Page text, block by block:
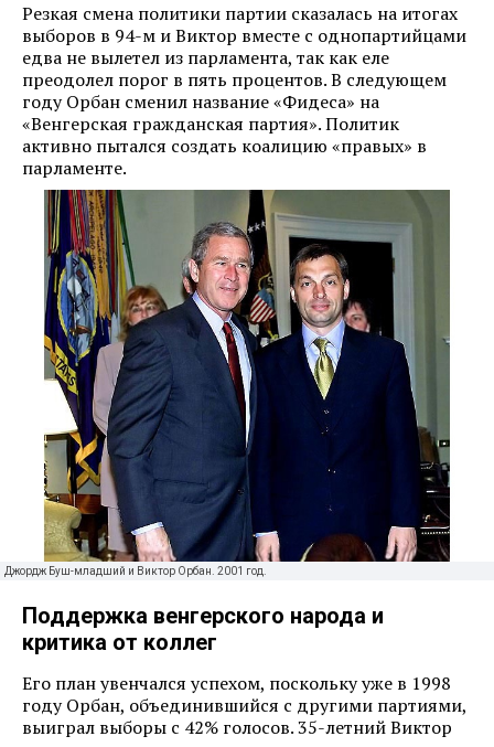
Резкая смена политики партии сказалась на итогах
выборов в 94-м и Виктор вместе с однопартийцами
едва не вылетел из парламента, так как еле
преодолел порог в пять процентов. В следующем
году Орбан сменил название «Фидеса» на
«Венгерская гражданская партия». Политик
активно пытался создать коалицию «правых» в
парламенте.
Джордж Буш-младший и Виктор Орбан. 2001 год.
Поддержка венгерского народа и
критика от коллег
Его план увенчался успехом, поскольку уже в 1998
году Орбан, объединившийся с другими партиями,
выиграл выборы с 42% голосов. 35-летний Виктор